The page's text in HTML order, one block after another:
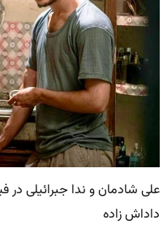
علی شادمان و ندا جبرائیلی
داداش زاده